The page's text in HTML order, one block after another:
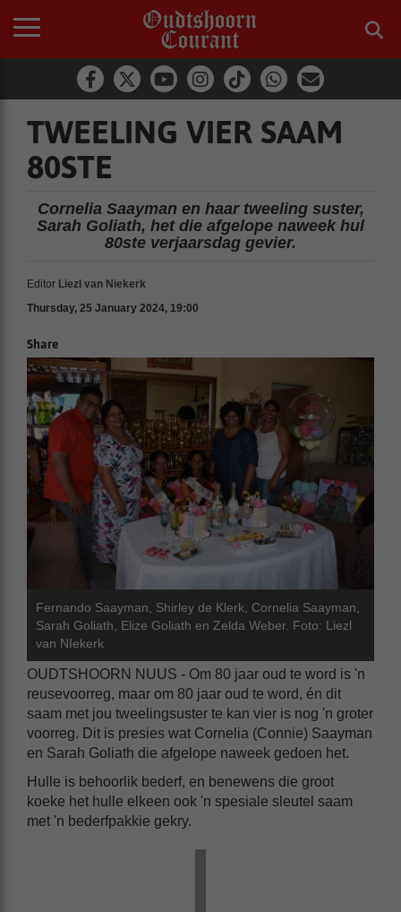
TWEELING VIER SAAM
80STE
Cornelia Saayman en haar tweeling suster,
Sarah Goliath, het die afgelope naweek hul
80ste verjaarsdag gevier.
Editor Liezl van Niekerk
Thursday, 25 January 2024, 19:00
Share
Fernando Saayman, Shirley de Klerk, Cornelia Saayman,
Sarah Goliath, Elize Goliath en Zelda Weber. Foto: Liezl
van NIekerk
OUDTSHOORN NUUS - Om 80 jaar oud te word is 'n
reusevoorreg, maar om 80 jaar oud te word, én dit
saam met jou tweelingsuster te kan vier is nog 'n groter
voorreg. Dit is presies wat Cornelia (Connie) Saayman
en Sarah Goliath die afgelope naweek gedoen het.
Hulle is behoorlik bederf, en benewens die groot
koeke het hulle elkeen ook 'n spesiale sleutel saam
met 'n bederfpakkie gekry.